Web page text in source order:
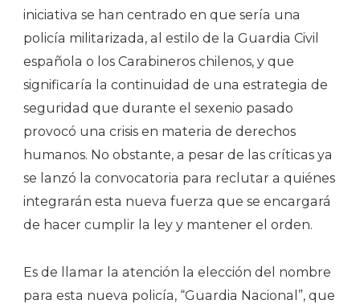
iniciativa se han centrado en que sería una
policía militarizada, al estilo de la Guardia Civil
española o los Carabineros chilenos, y que
significaría la continuidad de una estrategia de
seguridad que durante el sexenio pasado
provocó una crisis en materia de derechos
humanos. No obstante, a pesar de las críticas ya
se lanzó la convocatoria para reclutar a quiénes
integrarán esta nueva fuerza que se encargará
de hacer cumplir la ley y mantener el orden.
Es de llamar la atención la elección del nombre
para esta nueva policía, “Guardia Nacional”, que